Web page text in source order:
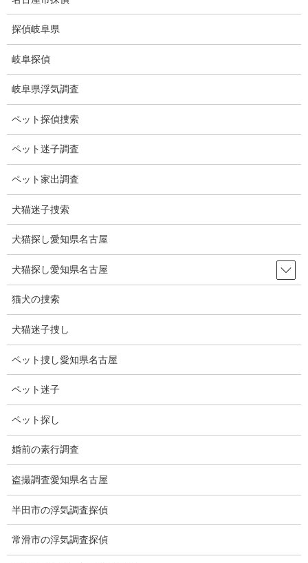
に
動
ョ
に
動
ブログ
HOME ブログ
2024-03-24
ブログ
110年ぶり
大相撲春場所で新入幕力士として110年ぶりに優尊富士が優勝。
来場所が楽しみですね。
若手が力をつけてきて、相撲もますます楽しくなってきました。
カテゴリー ブログ
前の記事
探偵岐阜県
岐阜探偵
岐阜県浮気調査
ペット探偵捜索
ペット迷子調査
ペット家出調査
犬猫迷子捜索
犬猫探し愛知県名古屋
犬猫探し愛知県名古屋
猫犬の捜索
犬猫迷子捜し
ペット捜し愛知県名古屋
ペット迷子
ペット探し
婚前の素行調査
盗撮調査愛知県名古屋
半田市の浮気調査探偵
常滑市の浮気調査探偵